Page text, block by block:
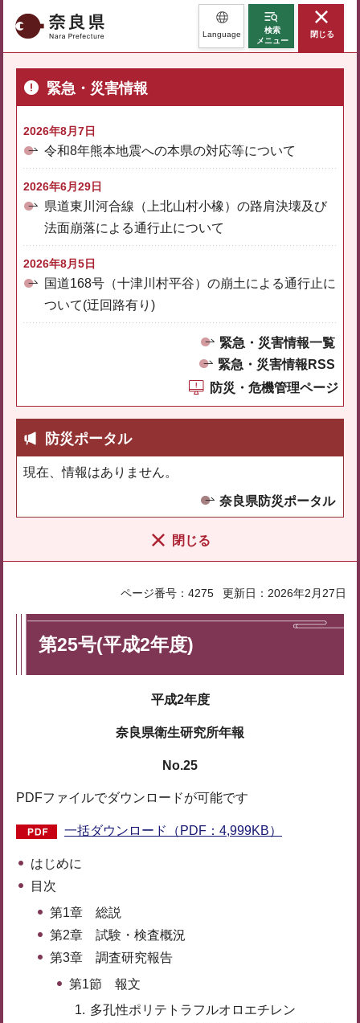
奈良県 Language
検索
メニュー
閉じる
緊急・災害情報
2026年8月7日
令和8年熊本地震への本県の対応等について
2026年6月29日
県道東川河合線（上北山村小橡）の路肩決壊及び
法面崩落による通行止について
2026年8月5日
国道168号（十津川村平谷）の崩土による通行止に
ついて(迂回路有り)
緊急・災害情報一覧
緊急・災害情報RSS
防災・危機管理ページ
防災ポータル
現在、情報はありません。
奈良県防災ポータル
閉じる
ページ番号：4275 更新日：2026年2月27日
第25号(平成2年度)
平成2年度
奈良県衛生研究所年報
No.25
PDFファイルでダウンロードが可能です
一括ダウンロード（PDF：4,999KB）
はじめに
目次
第1章 総説
第2章 試験・検査概況
第3章 調査研究報告
第1節 報文
多孔性ポリテトラフルオロエチレン